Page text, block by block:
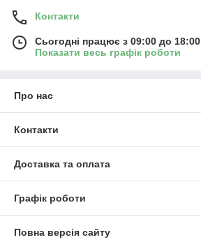
Контакти
Сьогодні працює з 09:00 до 18:00
Показати весь графік роботи
Про нас
Контакти
Доставка та оплата
Графік роботи
Повна версія сайту